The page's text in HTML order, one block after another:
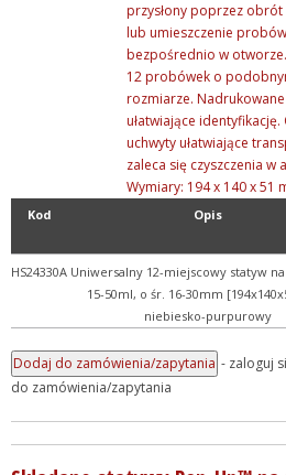
- Statywy, pudełka i sto...
+ Przechowywanie kriogeni...
+ Pudełka na probówki i...
+ Statywy do kuwet
+ Statywy do pipet
- Statywy na probówki
+ Statywy na probówki PC...
+ Statywy na probówki ty...
+ Statywy pozostałe
- Statywy uniwersal. i typ Combi...
+ Uchwyty i zasobniki
przysłony poprzez obrót
lub umieszczenie
bezpośrednio w
12 probówek o
rozmiarze.
ułatwiające identyfikację.
uchwyty ułatwiające
zaleca się czyszczenia w
Wymiary: 194 x 140 x 51
Kod Opis
HS24330A Uniwersalny 12-miejscowy statyw
15-50ml, o śr. 16-30mm
niebiesko-purpurowy
- zaloguj
do zamówienia/zapytania